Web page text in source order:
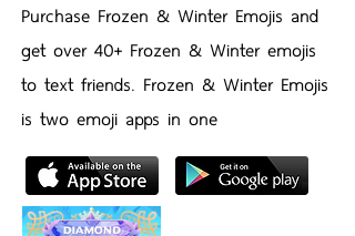
Purchase Frozen & Winter Emojis and
get over 40+ Frozen & Winter emojis
to text friends. Frozen & Winter Emojis
is two emoji apps in one